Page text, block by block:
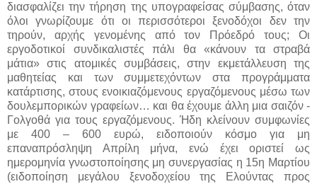
διασφαλίζει την τήρηση της υπογραφείσας σύμβασης, όταν
όλοι γνωρίζουμε ότι οι περισσότεροι ξενοδόχοι δεν την
τηρούν, αρχής γενομένης από τον Πρόεδρό τους; Οι
εργοδοτικοί συνδικαλιστές πάλι θα «κάνουν τα στραβά
μάτια» στις ατομικές συμβάσεις, στην εκμετάλλευση της
μαθητείας και των συμμετεχόντων στα προγράμματα
κατάρτισης, στους ενοικιαζόμενους εργαζόμενους μέσω των
δουλεμπορικών γραφείων… και θα έχουμε άλλη μια σαιζόν -
Γολγοθά για τους εργαζόμενους. Ήδη κλείνουν συμφωνίες
με 400 – 600 ευρώ, ειδοποιούν κόσμο για μη
επαναπρόσληψη Απρίλη μήνα, ενώ έχει οριστεί ως
ημερομηνία γνωστοποίησης μη συνεργασίας η 15η Μαρτίου
(ειδοποίηση μεγάλου ξενοδοχείου της Ελούντας προς